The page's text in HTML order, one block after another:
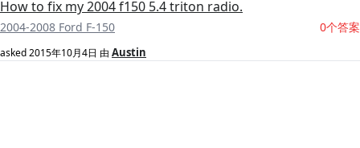
How to fix my 2004 f150 5.4 triton radio.
2004-2008 Ford F-150 0个答案
asked2015年10月4日 由 Austin